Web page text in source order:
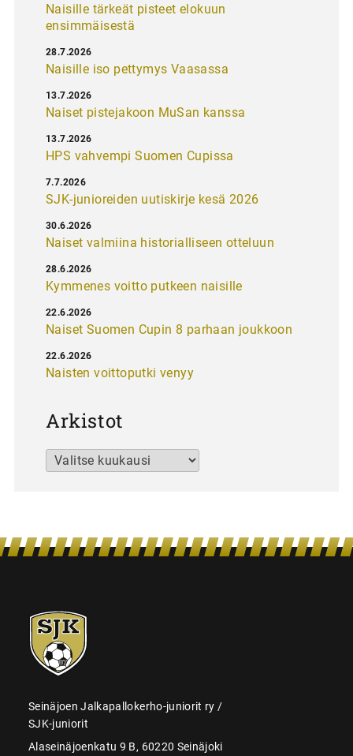
Naisille tärkeät pisteet elokuun
ensimmäisestä
Naisille iso pettymys Vaasassa
28.7.2026
Naiset pistejakoon MuSan kanssa
13.7.2026
HPS vahvempi Suomen Cupissa
13.7.2026
SJK-junioreiden uutiskirje kesä 2026
7.7.2026
Naiset valmiina historialliseen otteluun
30.6.2026
Kymmenes voitto putkeen naisille
28.6.2026
Naiset Suomen Cupin 8 parhaan joukkoon
22.6.2026
Naisten voittoputki venyy
22.6.2026
Arkistot
Arkistot
SJK-
juniorit
Seinäjoen Jalkapallokerho-juniorit ry /
SJK-juniorit
Alaseinäjoenkatu 9 B, 60220 Seinäjoki